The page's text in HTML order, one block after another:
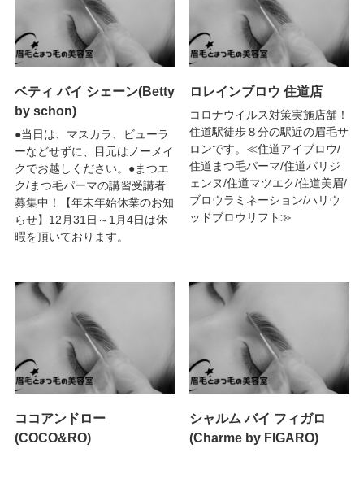
ベティ バイ シェーン(Betty
by schon)
●当日は、マスカラ、ビューラ
ーなどせずに、目元はノーメイ
クでお越しください。●まつエ
ク/まつ毛パーマの講習受講者
募集中！【年末年始休業のお知
らせ】12月31日～1月4日は休
暇を頂いております。
ロレインブロウ 住道店
コロナウイルス対策実施店舗！
住道駅徒歩８分の駅近の眉毛サ
ロンです。≪住道アイブロウ/
住道まつ毛パーマ/住道パリジ
ェンヌ/住道マツエク/住道美眉/
ブロウラミネーション/ハリウ
ッドブロウリフト≫
ココアンドロー
(COCO&RO)
シャルム バイ フィガロ
(Charme by FIGARO)